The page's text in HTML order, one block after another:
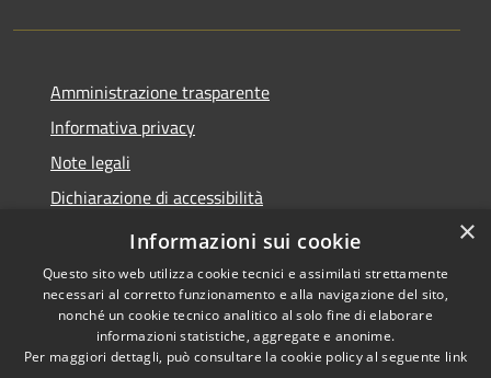
Amministrazione trasparente
Informativa privacy
Note legali
Dichiarazione di accessibilità
Obbietivi di accessibilità
Accessibilità
Copyright © 2026 • Comune di
Albiate • Powered by
×
Informazioni sui cookie
Questo sito web utilizza cookie tecnici e assimilati strettamente
necessari al corretto funzionamento e alla navigazione del sito,
nonché un cookie tecnico analitico al solo fine di elaborare
informazioni statistiche, aggregate e anonime.
Per maggiori dettagli, può consultare la cookie policy al seguente link